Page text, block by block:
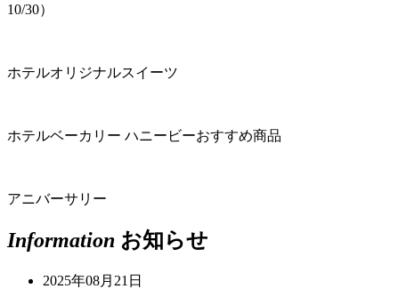
10/30）
ホテルオリジナルスイーツ
ホテルベーカリー ハニービーおすすめ商品
アニバーサリー
Information お知らせ
2025年08月21日